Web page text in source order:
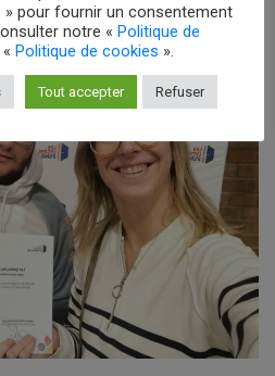
pour fournir un consentement
notre « Politique de
Politique de cookies ».
Tout accepter Refuser